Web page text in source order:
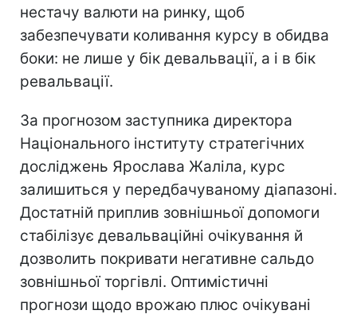
нестачу валюти на ринку, щоб
забезпечувати коливання курсу в обидва
боки: не лише у бік девальвації, а і в бік
ревальвації.
За прогнозом заступника директора
Національного інституту стратегічних
досліджень Ярослава Жаліла, курс
залишиться у передбачуваному діапазоні.
Достатній приплив зовнішньої допомоги
стабілізує девальваційні очікування й
дозволить покривати негативне сальдо
зовнішньої торгівлі. Оптимістичні
прогнози щодо врожаю плюс очікувані